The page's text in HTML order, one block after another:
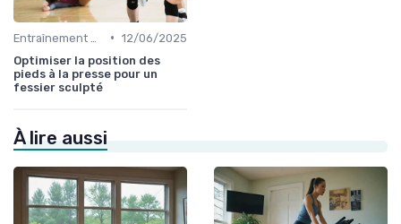
• 12/06/2025
Optimiser la position des
pieds à la presse pour un
fessier sculpté
À lire aussi